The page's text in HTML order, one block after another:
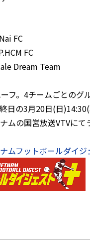
FC
FC
Dream Team
ーフ。4チームごとの
日の3月20日(日
ムの国営放送VTVにて
ムフットボールダイジ